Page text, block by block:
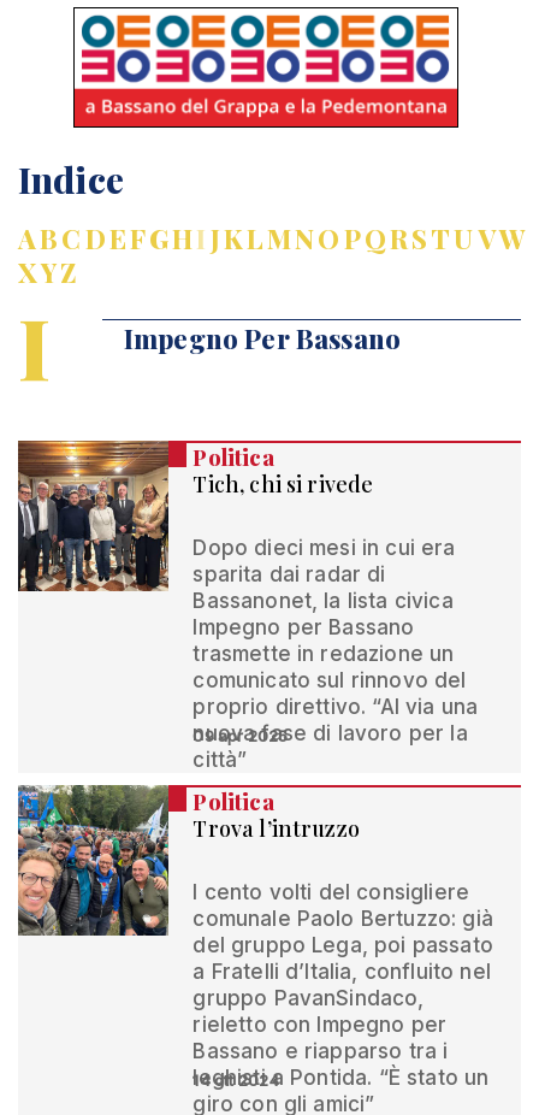
Indice
ABCDEFGHIJKLMNOPQRSTUVW
XYZ
I Impegno Per Bassano
Politica
Tich, chi si rivede
Dopo dieci mesi in cui era
sparita dai radar di
Bassanonet, la lista civica
Impegno per Bassano
trasmette in redazione un
comunicato sul rinnovo del
proprio direttivo. “Al via una
nuova fase di lavoro per la
città”
09 apr 2025
Politica
Trova l’intruzzo
I cento volti del consigliere
comunale Paolo Bertuzzo: già
del gruppo Lega, poi passato
a Fratelli d’Italia, confluito nel
gruppo PavanSindaco,
rieletto con Impegno per
Bassano e riapparso tra i
leghisti a Pontida. “È stato un
giro con gli amici”
14 ott 2024